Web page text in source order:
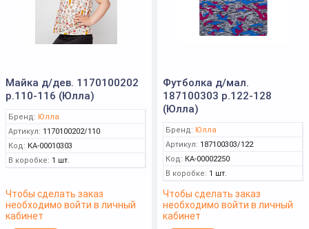
Майка д/дев. 1170100202
р.110-116 (Юлла)
Бренд: Юлла
Артикул: 1170100202/110
Код: КА-00010303
В коробке: 1 шт.
Чтобы сделать заказ
необходимо войти в личный
кабинет
Футболка д/мал.
187100303 р.122-128
(Юлла)
Бренд: Юлла
Артикул: 187100303/122
Код: КА-00002250
В коробке: 1 шт.
Чтобы сделать заказ
необходимо войти в личный
кабинет